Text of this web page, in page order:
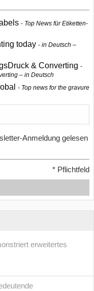
Top News für Etiketten-
today
in Deutsch –
& Converting
– in Deutsch
Top news for the gravure
Anmeldung gelesen
* Pflichtfeld
erweitertes